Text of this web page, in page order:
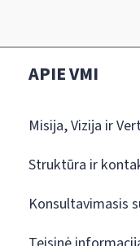
APIE VMI
Misija, Vizija ir
Struktūra ir
Konsultavimasis